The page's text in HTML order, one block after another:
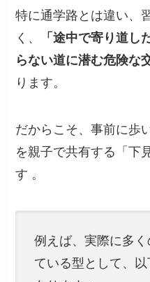
特に通学路とは違い、
く、
「途中で寄り道し
らない道に潜む危険な
ります。
だからこそ、事前に歩
を親子で共有する「下
す 。
例えば、実際に多
ている型として、